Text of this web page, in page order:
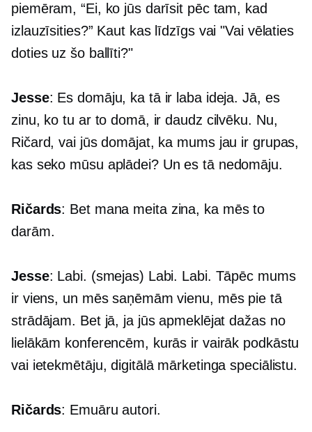
piemēram, “Ei, ko jūs darīsit pēc tam, kad
izlauzīsities?” Kaut kas līdzīgs vai "Vai vēlaties
doties uz šo ballīti?"
Jesse: Es domāju, ka tā ir laba ideja. Jā, es
zinu, ko tu ar to domā, ir daudz cilvēku. Nu,
Ričard, vai jūs domājat, ka mums jau ir grupas,
kas seko mūsu aplādei? Un es tā nedomāju.
Ričards: Bet mana meita zina, ka mēs to
darām.
Jesse: Labi. (smejas) Labi. Labi. Tāpēc mums
ir viens, un mēs saņēmām vienu, mēs pie tā
strādājam. Bet jā, ja jūs apmeklējat dažas no
lielākām konferencēm, kurās ir vairāk podkāstu
vai ietekmētāju, digitālā mārketinga speciālistu.
Ričards: Emuāru autori.